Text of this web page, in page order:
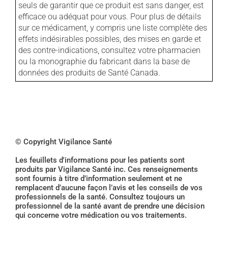
seuls de garantir que ce produit est sans danger, est
efficace ou adéquat pour vous. Pour plus de détails
sur ce médicament, y compris une liste complète des
effets indésirables possibles, des mises en garde et
des contre-indications, consultez votre pharmacien
ou la monographie du fabricant dans la base de
données des produits de Santé Canada.
© Copyright Vigilance Santé
Les feuillets d'informations pour les patients sont
produits par Vigilance Santé inc. Ces renseignements
sont fournis à titre d’information seulement et ne
remplacent d’aucune façon l’avis et les conseils de vos
professionnels de la santé. Consultez toujours un
professionnel de la santé avant de prendre une décision
qui concerne votre médication ou vos traitements.